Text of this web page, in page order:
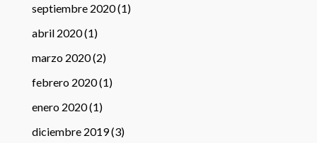
septiembre 2020(1)
abril 2020(1)
marzo 2020(2)
febrero 2020(1)
enero 2020(1)
diciembre 2019(3)